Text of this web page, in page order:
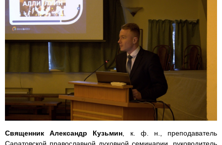
Священник Александр Кузьмин , к. ф. н., преподаватель
Саратовской православной духовной семинарии, руководитель